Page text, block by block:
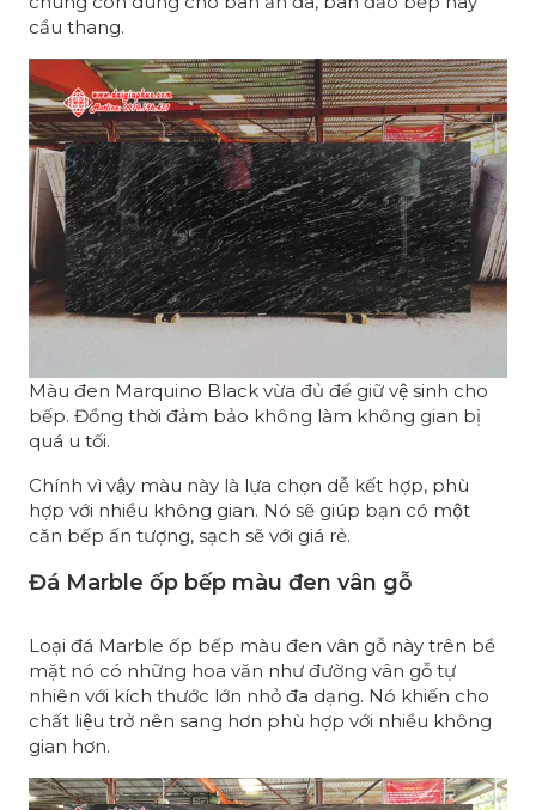
cầu thang.
Màu đen Marquino Black vừa đủ để giữ vệ sinh cho
bếp. Đồng thời đảm bảo không làm không gian bị
quá u tối.
Chính vì vậy màu này là lựa chọn dễ kết hợp, phù
hợp với nhiều không gian. Nó sẽ giúp bạn có một
căn bếp ấn tượng, sạch sẽ với giá rẻ.
Đá Marble ốp bếp màu đen vân gỗ
Loại đá Marble ốp bếp màu đen vân gỗ này trên bề
mặt nó có những hoa văn như đường vân gỗ tự
nhiên với kích thước lớn nhỏ đa dạng. Nó khiến cho
chất liệu trở nên sang hơn phù hợp với nhiều không
gian hơn.